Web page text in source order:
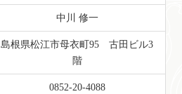
中川 修一
島根県松江市母衣町95 古田ビル3
階
0852-20-4088